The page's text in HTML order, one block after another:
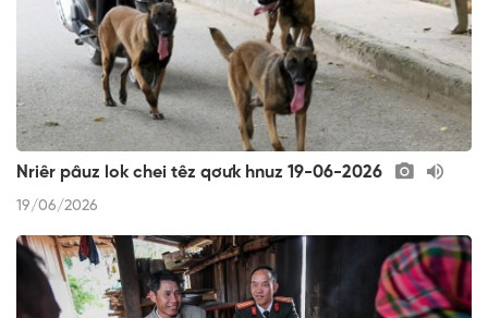
Nriêr pâuz lok chei têz qơưk hnuz 19-06-2026
19/06/2026